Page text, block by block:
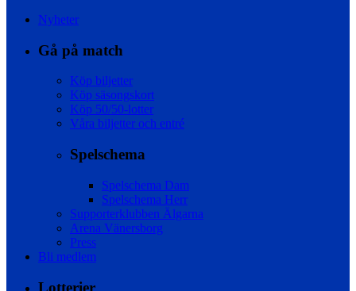
Nyheter
Gå på match
Köp biljetter
Köp säsongskort
Köp 50/50-lotter
Våra biljetter och entré
Spelschema
Spelschema Dam
Spelschema Herr
Supporterklubben Älgarna
Arena Vänersborg
Press
Bli medlem
Lotterier